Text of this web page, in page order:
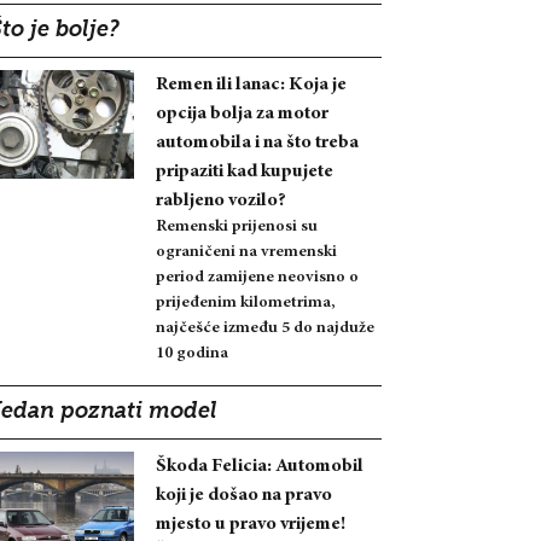
je bolje?
Remen ili lanac: Koja je
opcija bolja za motor
automobila i na što treba
pripaziti kad kupujete
rabljeno vozilo?
Remenski prijenosi su
ograničeni na vremenski
period zamijene neovisno o
prijeđenim kilometrima,
najčešće između 5 do najduže
10 godina
poznati model
Škoda Felicia: Automobil
koji je došao na pravo
mjesto u pravo vrijeme!